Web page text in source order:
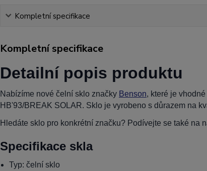
Kompletní specifikace
Kompletní specifikace
Detailní popis produktu
Nabízíme nové čelní sklo značky Benson, které je
HB'93/BREAK SOLAR. Sklo je vyrobeno s důrazem na
Hledáte sklo pro konkrétní značku? Podívejte se také na
Specifikace skla
Typ: čelní sklo